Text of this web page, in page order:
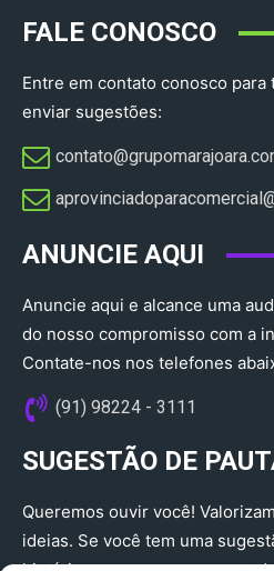
FALE CONOSCO
Entre em contato conosco para
enviar sugestões:
ANUNCIE AQUI
Anuncie aqui e alcance uma
do nosso compromisso com a
Contate-nos nos telefones
(91) 98224 - 3111
SUGESTÃO DE
Queremos ouvir você!
ideias. Se você tem uma